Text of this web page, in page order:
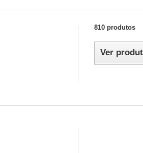
810 produtos
Ver